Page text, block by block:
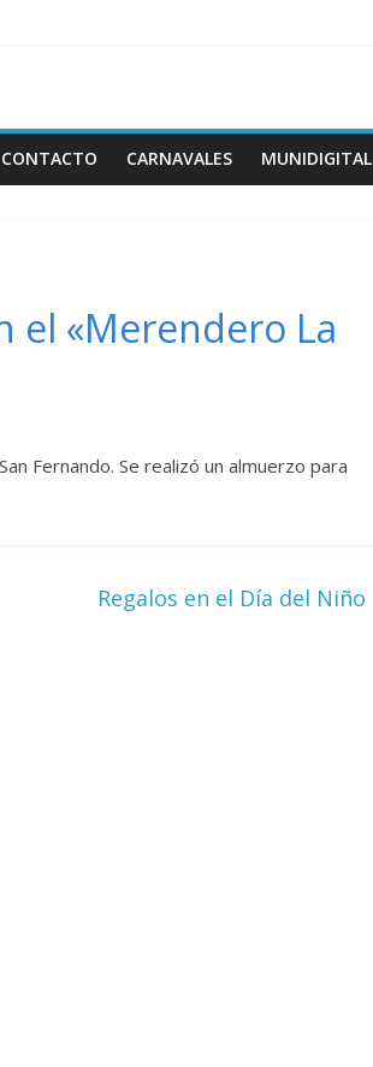
CONTACTO CARNAVALES MUNIDIGITAL
el «Merendero La
Fernando. Se realizó un almuerzo para
Regalos en el Día del Niño